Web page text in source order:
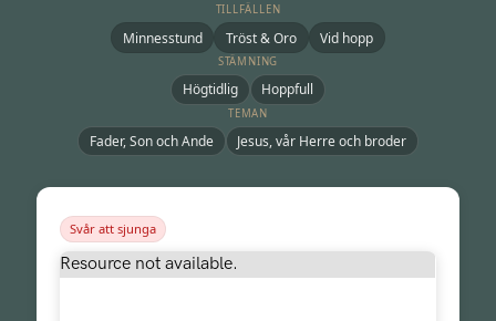
TILLFÄLLEN
Minnesstund Tröst & Oro Vid hopp
STÄMNING
Högtidlig Hoppfull
TEMAN
Fader, Son och Ande Jesus, vår Herre och broder
Svår att sjunga